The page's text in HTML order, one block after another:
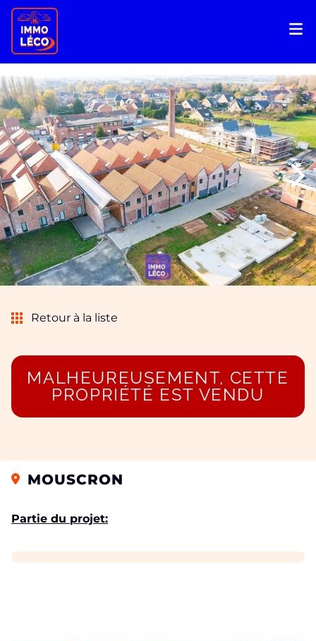
Retour à la liste
MALHEUREUSEMENT, CETTE
PROPRIÉTÉ EST VENDU
MOUSCRON
Partie du projet: